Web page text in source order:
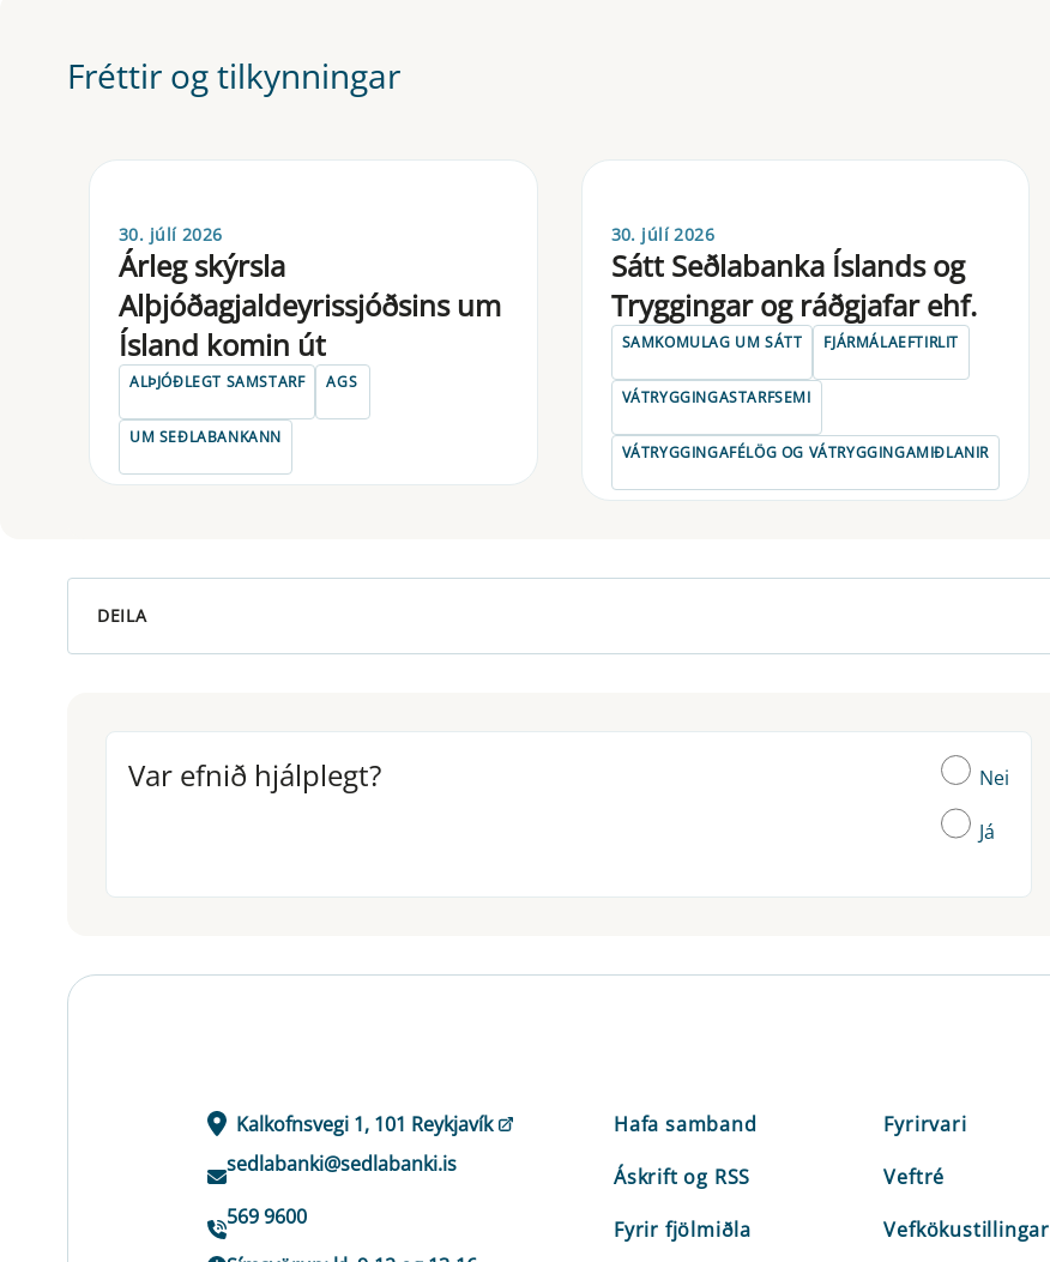
Fréttir og tilkynningar
30. júlí 2026
Árleg skýrsla
Alþjóðagjaldeyrissjóðsins um
Ísland komin út
ALÞJÓÐLEGT SAMSTARF AGS
UM SEÐLABANKANN
30. júlí 2026
Sátt Seðlabanka Íslands og
Tryggingar og ráðgjafar ehf.
SAMKOMULAG UM SÁTT FJÁRMÁLAEFTIRLIT
VÁTRYGGINGASTARFSEMI
VÁTRYGGINGAFÉLÖG OG VÁTRYGGINGAMIÐLANIR
DEILA
Var efnið hjálplegt?
Var efnið hjálplegt? Nei
Já
Kalkofnsvegi 1, 101 Reykjavík
sedlabanki@sedlabanki.is
569 9600
Hafa samband
Áskrift og RSS
Fyrir fjölmiðla
Fyrirvari
Veftré
Vefkökustillingar